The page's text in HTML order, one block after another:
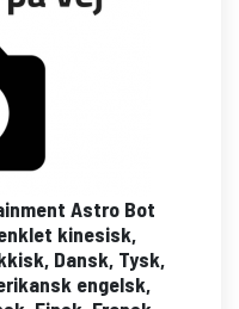
Astro Bot
kinesisk,
Dansk, Tysk,
engelsk,